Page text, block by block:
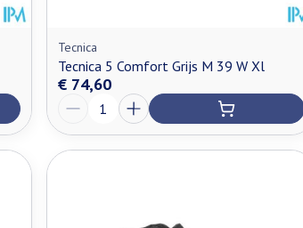
Tecnica
Tecnica 5 Comfort Grijs M 39 W Xl
€ 74,60
Aantal